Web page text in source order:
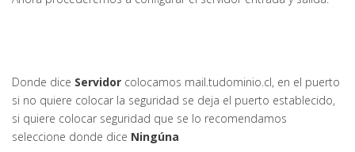
Donde dice Servidor colocamos mail.tudominio.cl, en el puerto
si no quiere colocar la seguridad se deja el puerto establecido,
si quiere colocar seguridad que se lo recomendamos
seleccione donde dice Ningúna